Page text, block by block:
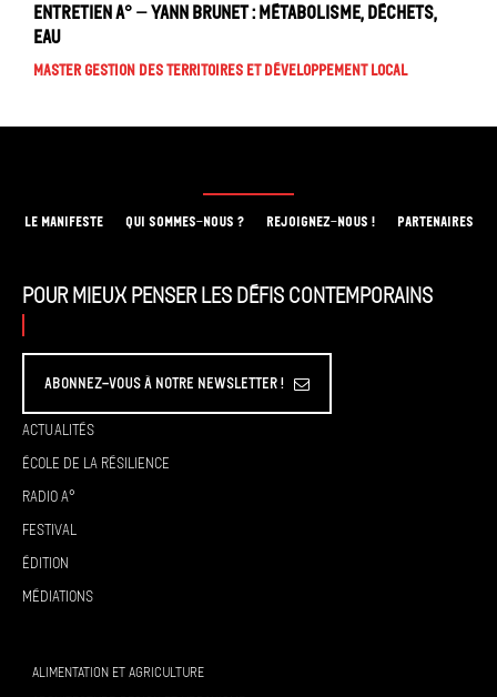
Entretien A° – Yann Brunet : métabolisme, déchets,
eau
Master Gestion des territoires et développement local
LE MANIFESTE QUI SOMMES-NOUS ? REJOIGNEZ-NOUS ! PARTENAIRES
Pour mieux penser les défis contemporains
Abonnez-vous à Notre Newsletter !
Actualités
École de la résilience
Radio A°
Festival
Édition
Médiations
ALIMENTATION ET AGRICULTURE